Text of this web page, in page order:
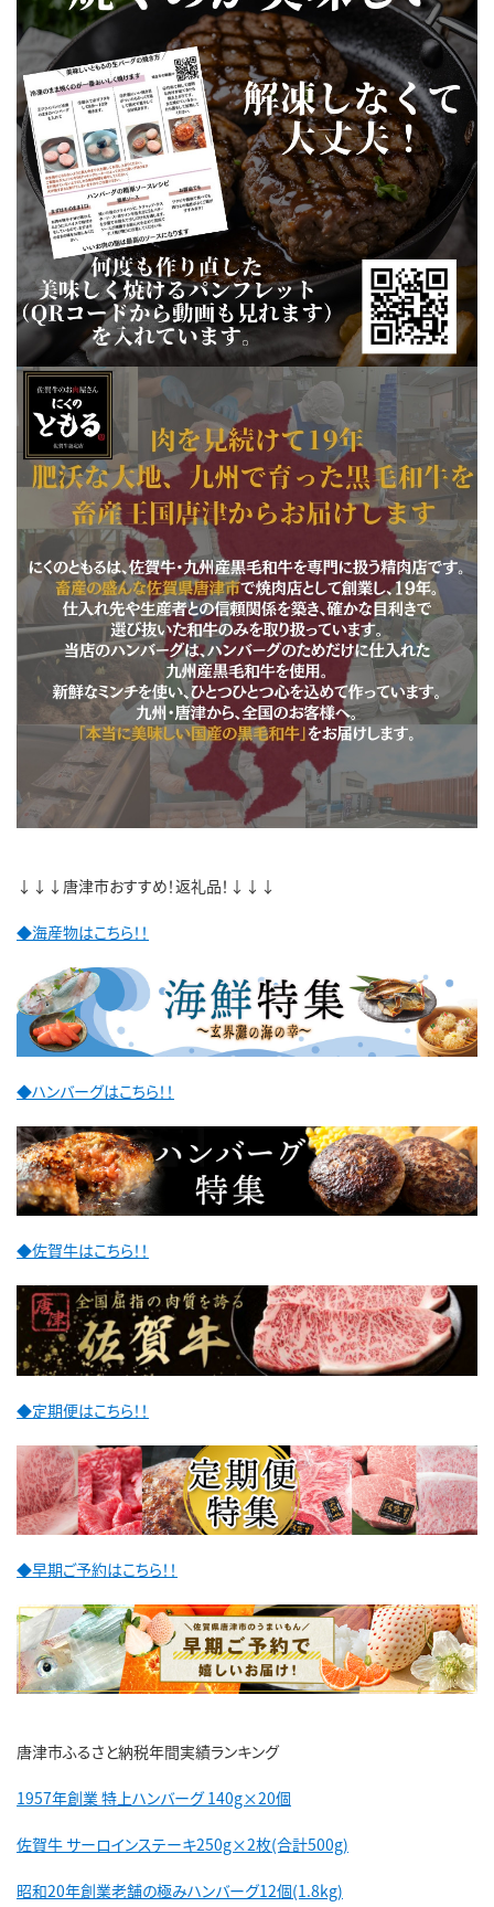
↓↓↓唐津市おすすめ！返礼品！↓↓↓
◆海産物はこちら！！
◆ハンバーグはこちら！！
◆佐賀牛はこちら！！
◆定期便はこちら！！
◆早期ご予約はこちら！！
唐津市ふるさと納税年間実績ランキング
1957年創業 特上ハンバーグ 140g×20個
佐賀牛 サーロインステーキ250g×2枚(合計500g)
昭和20年創業老舗の極みハンバーグ12個(1.8kg)